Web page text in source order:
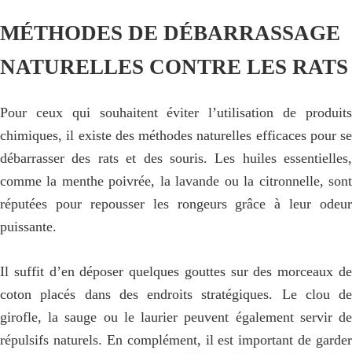
MÉTHODES DE DÉBARRASSAGE
NATURELLES CONTRE LES RATS
Pour ceux qui souhaitent éviter l’utilisation de produits
chimiques, il existe des méthodes naturelles efficaces pour se
débarrasser des rats et des souris. Les huiles essentielles,
comme la menthe poivrée, la lavande ou la citronnelle, sont
réputées pour repousser les rongeurs grâce à leur odeur
puissante.
Il suffit d’en déposer quelques gouttes sur des morceaux de
coton placés dans des endroits stratégiques. Le clou de
girofle, la sauge ou le laurier peuvent également servir de
répulsifs naturels. En complément, il est important de garder